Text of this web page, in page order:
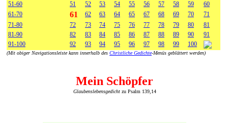
51-60
51 52 53 54 55 56 57 58 59
60
61-70
61 62 63 64 65 67 68 69 70
71
71-80
72 73 74 75 76 77 78 79 80
81
81-90
82 83 84 85 86 87 88 89 90
91
91-100
92 93 94 95 96 97 98 99 100
(Mit obiger Navigationsleiste kann innerhalb des Christliche Gedichte-Menüs geblättert werden)
Mein Schöpfer
Glaubenslebensgedichtzu Psalm 139,14